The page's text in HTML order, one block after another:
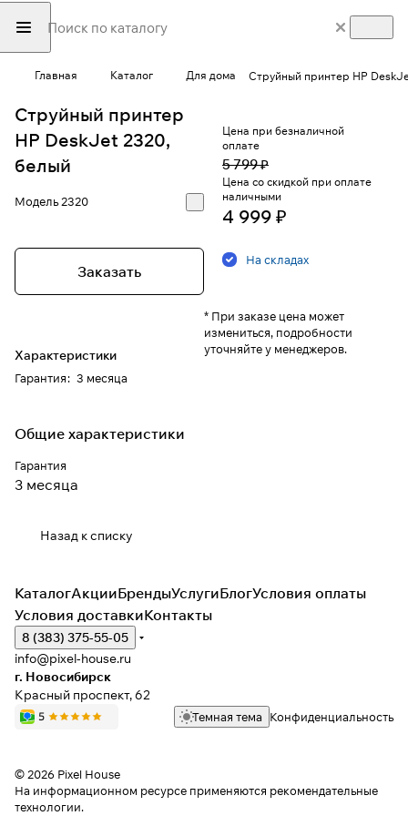
Главная Каталог Для дома Струйный принтер HP
Струйный принтер
HP DeskJet 2320,
белый
Модель2320
Заказать
Характеристики
Гарантия: 3 месяца
Цена при безналичной
оплате
5 799 ₽
Цена со скидкой при оплате
наличными
4 999 ₽
На складах
* При заказе цена может
измениться, подробности
уточняйте у менеджеров.
Общие характеристики
Гарантия
3 месяца
Назад к списку
КаталогАкцииБрендыУслугиБлогУсловия оплаты
Условия доставкиКонтакты
8 (383) 375-55-05
info@pixel-house.ru
г. Новосибирск
Красный проспект, 62
Темная тема Конфиденциальность
© 2026 Pixel House
На информационном ресурсе применяются рекомендательные
технологии.